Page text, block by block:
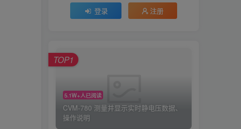
登录 注册
5.1W+人已阅读
CVM-780 测量并显示实时静电压数据、
操作说明
TOP1